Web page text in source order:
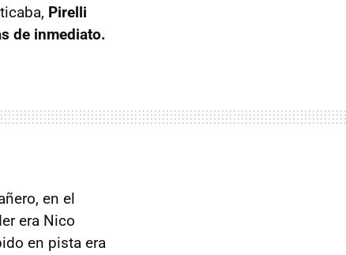
Pirelli
de inmediato.
en el
era Nico
en pista era